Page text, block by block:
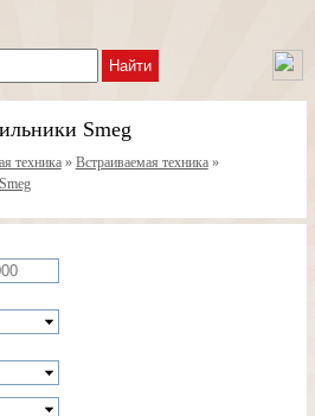
Найти
Smeg
техника» Встраиваемая техника»
Smeg